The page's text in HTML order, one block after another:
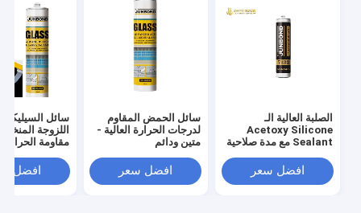
الصلبة العالية الـ
Acetoxy Silicone
Sealant مع مدة صلاحية
افضل سعر
سائل الحمض المقاوم
لدرجات الحرارة العالية -
متين ودائم
افضل سعر
سائل
اللزوجة
افضل